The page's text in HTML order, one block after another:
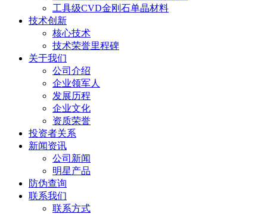
工具级CVD金刚石单晶材料
技术创新
核心技术
技术荣誉里程碑
关于我们
公司介绍
企业领军人
发展历程
企业文化
资质荣誉
投资者关系
新闻资讯
公司新闻
明星产品
防伪查询
联系我们
联系方式